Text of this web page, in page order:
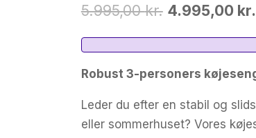
5.995,00kr. Den
oprindelige
var:
5.995,00 kr..
4.995,00 kr.
Robust 3-personers
Leder du efter en stabil og
eller sommerhuset? Vores